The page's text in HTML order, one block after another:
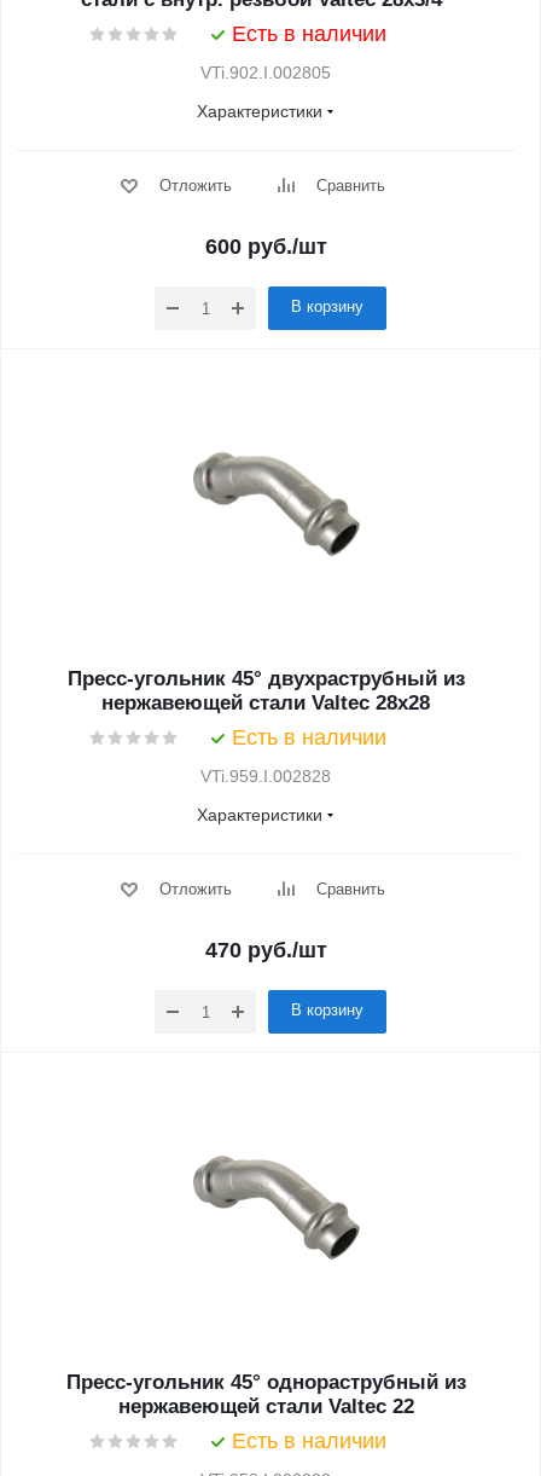
Есть в наличии
VTi.902.I.002805
Характеристики
Отложить Сравнить
600 руб./шт
В корзину
Пресс-угольник 45° двухраструбный из
нержавеющей стали Valtec 28х28
Есть в наличии
VTi.959.I.002828
Характеристики
Отложить Сравнить
470 руб./шт
В корзину
Пресс-угольник 45° однораструбный из
нержавеющей стали Valtec 22
Есть в наличии